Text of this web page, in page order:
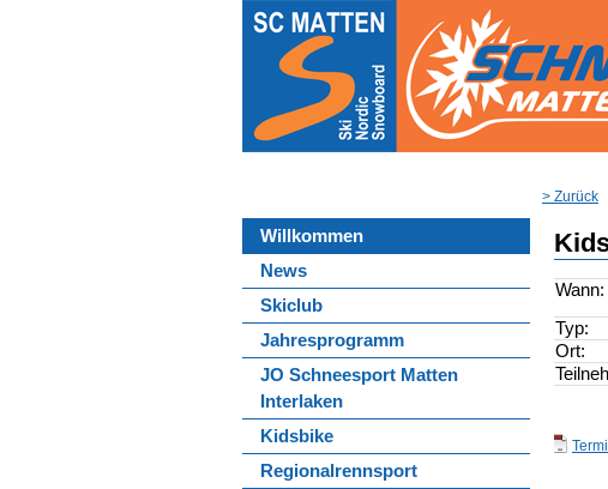
Willkommen
News
Skiclub
Jahresprogramm
JO Schneesport Matten
Interlaken
Kidsbike
Regionalrennsport
> Zurück
Wann:
Typ:
Ort: